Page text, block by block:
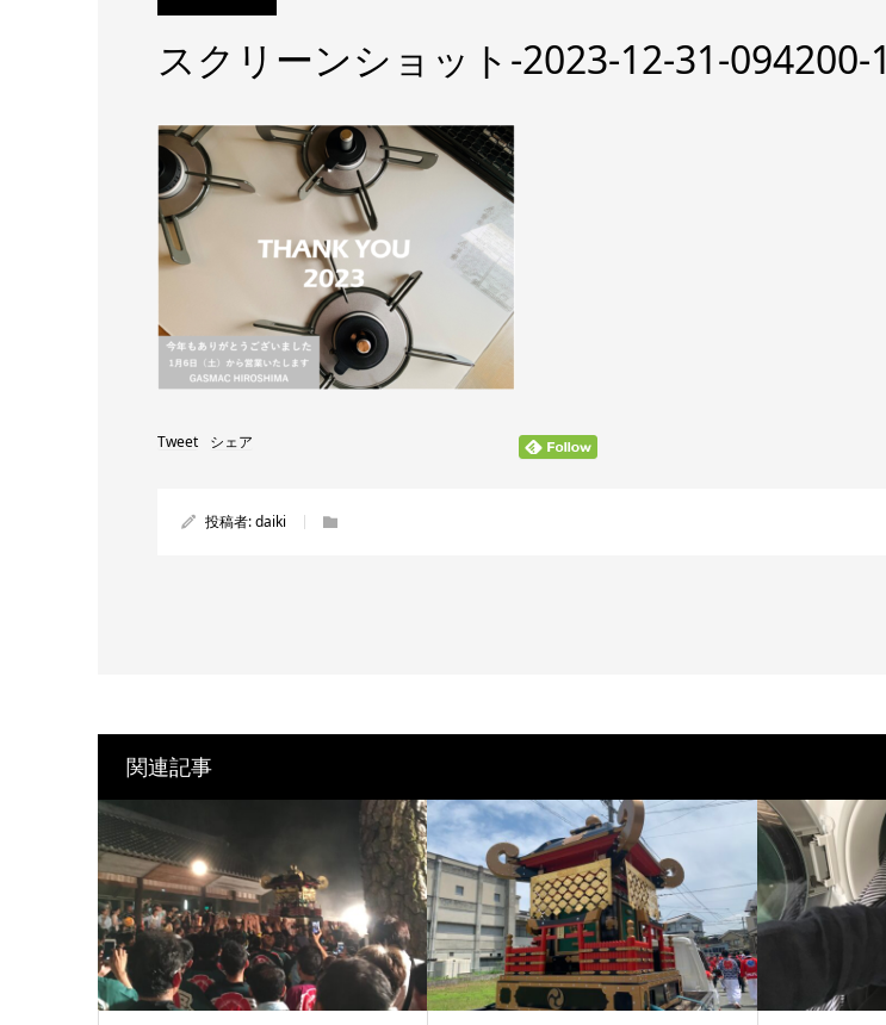
スクリーンショット-2023-12-31-094200-1
Tweet シェア
投稿者:daiki
関連記事